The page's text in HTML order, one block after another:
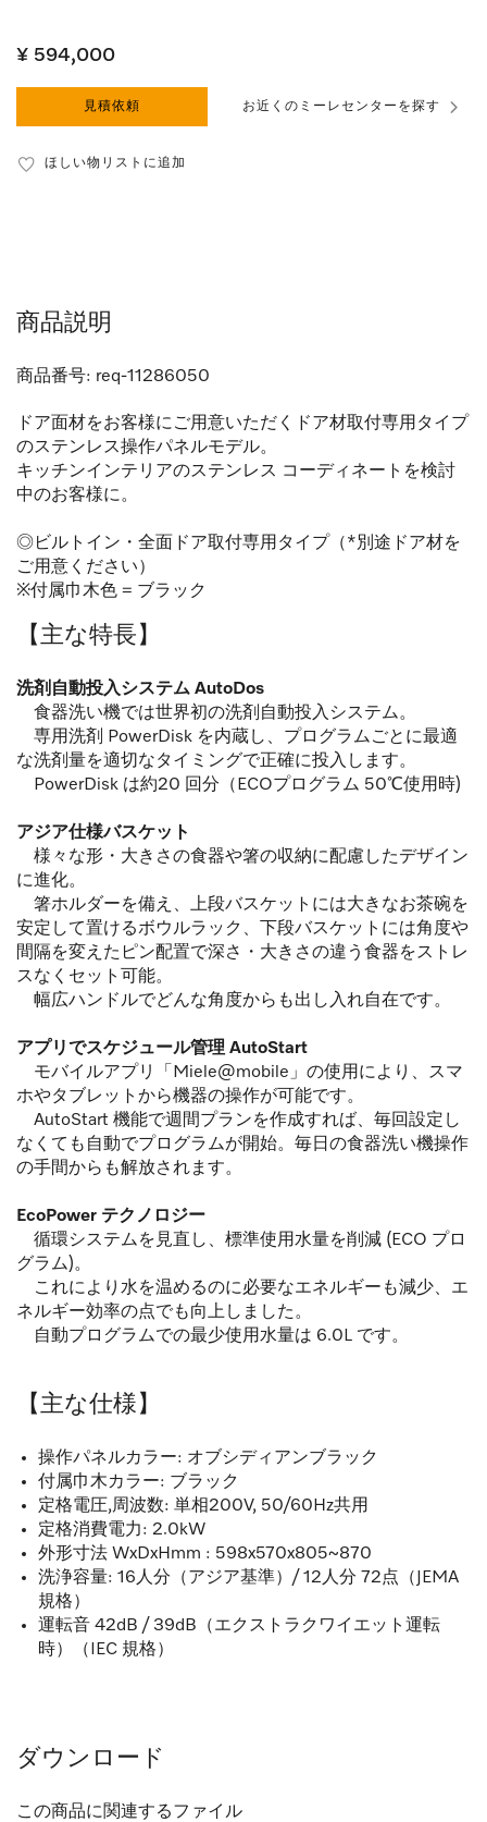
¥ 594,000
見積依頼 お近くのミーレセンターを探す
ほしい物リストに追加
商品説明
商品番号: req-11286050
ドア面材をお客様にご用意いただくドア材取付専用タイプ
のステンレス操作パネルモデル。
キッチンインテリアのステンレス コーディネートを検討
中のお客様に。
◎ビルトイン・全面ドア取付専用タイプ（*別途ドア材を
ご用意ください）
※付属巾木色 = ブラック
【主な特長】
洗剤自動投入システム AutoDos
食器洗い機では世界初の洗剤自動投入システム。
専用洗剤 PowerDisk を内蔵し、プログラムごとに最適
な洗剤量を適切なタイミングで正確に投入します。
PowerDisk は約20 回分（ECOプログラム 50℃使用時)
アジア仕様バスケット
様々な形・大きさの食器や箸の収納に配慮したデザイン
に進化。
箸ホルダーを備え、上段バスケットには大きなお茶碗を
安定して置けるボウルラック、下段バスケットには角度や
間隔を変えたピン配置で深さ・大きさの違う食器をストレ
スなくセット可能。
幅広ハンドルでどんな角度からも出し入れ自在です。
アプリでスケジュール管理 AutoStart
モバイルアプリ「Miele@mobile」の使用により、スマ
ホやタブレットから機器の操作が可能です。
AutoStart 機能で週間プランを作成すれば、毎回設定し
なくても自動でプログラムが開始。毎日の食器洗い機操作
の手間からも解放されます。
EcoPower テクノロジー
循環システムを見直し、標準使用水量を削減 (ECO プロ
グラム)。
これにより水を温めるのに必要なエネルギーも減少、エ
ネルギー効率の点でも向上しました。
自動プログラムでの最少使用水量は 6.0L です。
【主な仕様】
操作パネルカラー: オブシディアンブラック
付属巾木カラー: ブラック
定格電圧,周波数: 単相200V, 50/60Hz共用
定格消費電力: 2.0kW
外形寸法 WxDxHmm : 598x570x805~870
洗浄容量: 16人分（アジア基準）/ 12人分 72点（JEMA
規格）
運転音 42dB / 39dB（エクストラクワイエット運転
時）（IEC 規格）
ダウンロード
この商品に関連するファイル